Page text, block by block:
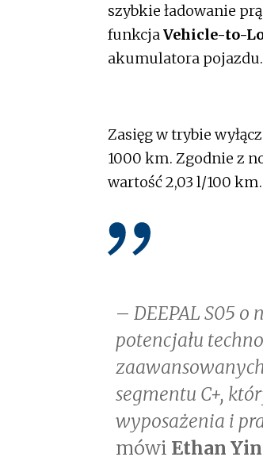
szybkie ładowanie
funkcjaVehicle-to-
akumulatora pojazdu.
Zasięg w trybie
1000 km. Zgodnie z
wartość 2,03 l/100
– DEEPAL S05
potencjału
segmentu C+,
wyposażenia i
mówi Ethan Yin